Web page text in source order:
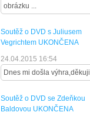
obrázku ...
Soutěž o DVD s Juliusem
Vegrichtem UKONČENA
24.04.2015 16:54
Dnes mi došla výhra,děkuji.
Soutěž o DVD se Zdeňkou
Baldovou UKONČENA